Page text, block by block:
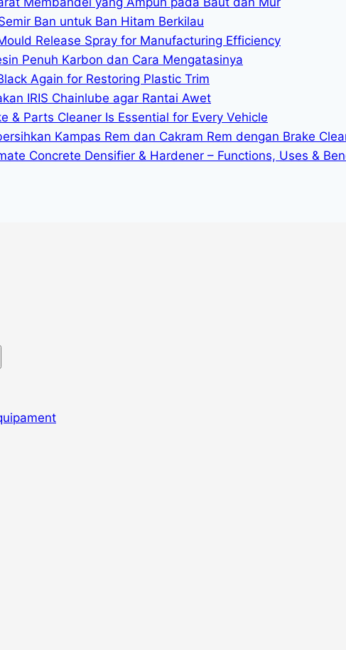
Ban untuk Ban Hitam Berkilau
Release Spray for Manufacturing Efficiency
Penuh Karbon dan Cara Mengatasinya
Again for Restoring Plastic Trim
IRIS Chainlube agar Rantai Awet
& Parts Cleaner Is Essential for Every Vehicle
Kampas Rem dan Cakram Rem dengan Brake
Concrete Densifier & Hardener – Functions, Uses &